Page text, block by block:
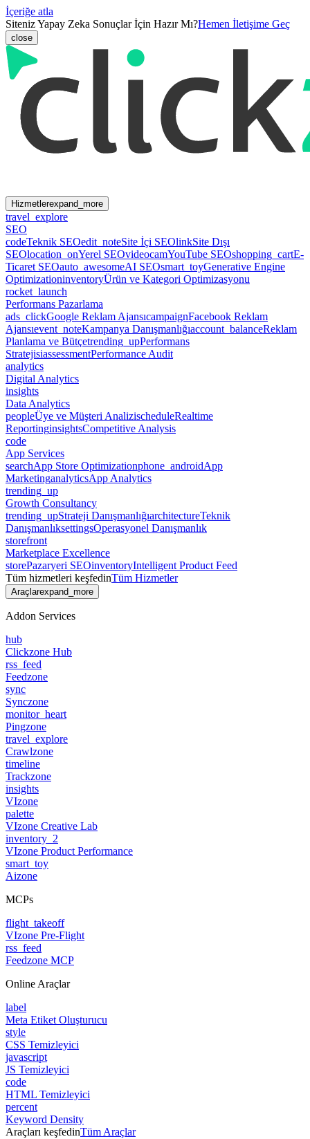
İçeriğe atla
Siteniz Yapay Zeka Sonuçlar İçin Hazır Mı?Hemen İletişime Geç
close
Hizmetlerexpand_more
travel_explore
SEO
codeTeknik SEOedit_noteSite İçi SEOlinkSite Dışı
SEOlocation_onYerel SEOvideocamYouTube SEOshopping_cartE-
Ticaret SEOauto_awesomeAI SEOsmart_toyGenerative Engine
OptimizationinventoryÜrün ve Kategori Optimizasyonu
rocket_launch
Performans Pazarlama
ads_clickGoogle Reklam AjansıcampaignFacebook Reklam
Ajansıevent_noteKampanya Danışmanlığıaccount_balanceReklam
Planlama ve Bütçetrending_upPerformans
StratejisiassessmentPerformance Audit
analytics
Digital Analytics
insights
Data Analytics
peopleÜye ve Müşteri AnalizischeduleRealtime
ReportinginsightsCompetitive Analysis
code
App Services
searchApp Store Optimizationphone_androidApp
MarketinganalyticsApp Analytics
trending_up
Growth Consultancy
trending_upStrateji DanışmanlığıarchitectureTeknik
DanışmanlıksettingsOperasyonel Danışmanlık
storefront
Marketplace Excellence
storePazaryeri SEOinventoryIntelligent Product Feed
Tüm hizmetleri keşfedinTüm Hizmetler
Araçlarexpand_more
Addon Services
hub
Clickzone Hub
rss_feed
Feedzone
sync
Synczone
monitor_heart
Pingzone
travel_explore
Crawlzone
timeline
Trackzone
insights
VIzone
palette
VIzone Creative Lab
inventory_2
VIzone Product Performance
smart_toy
Aizone
MCPs
flight_takeoff
VIzone Pre-Flight
rss_feed
Feedzone MCP
Online Araçlar
label
Meta Etiket Oluşturucu
style
CSS Temizleyici
javascript
JS Temizleyici
code
HTML Temizleyici
percent
Keyword Density
Araçları keşfedinTüm Araçlar